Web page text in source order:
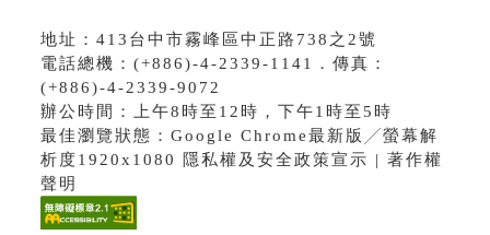
地址：413台中市霧峰區中正路738之2號
電話總機：(+886)-4-2339-1141．傳真：
(+886)-4-2339-9072
辦公時間：上午8時至12時，下午1時至5時
最佳瀏覽狀態：Google Chrome最新版╱螢幕解
析度1920x1080 隱私權及安全政策宣示 | 著作權
聲明